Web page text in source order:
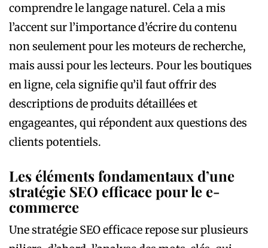
comprendre le langage naturel. Cela a mis
l’accent sur l’importance d’écrire du contenu
non seulement pour les moteurs de recherche,
mais aussi pour les lecteurs. Pour les boutiques
en ligne, cela signifie qu’il faut offrir des
descriptions de produits détaillées et
engageantes, qui répondent aux questions des
clients potentiels.
Les éléments fondamentaux d’une
stratégie SEO efficace pour le e-
commerce
Une stratégie SEO efficace repose sur plusieurs